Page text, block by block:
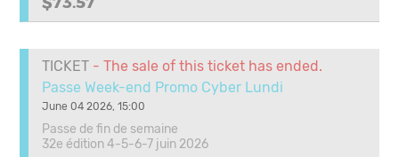
TICKET - The sale of this ticket has ended.
Passe Week-end Promo Cyber Lundi
June 04 2026, 15:00
Passe de fin de semaine
32e édition 4-5-6-7 juin 2026